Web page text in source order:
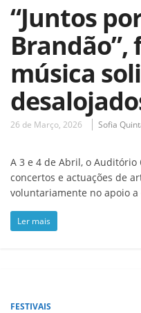
“Juntos
Brandão”,
música
26 de Março, 2026 Sofia
A 3 e 4 de Abril, o Auditório
concertos e actuações de
voluntariamente no apoio a
Ler mais
FESTIVAIS